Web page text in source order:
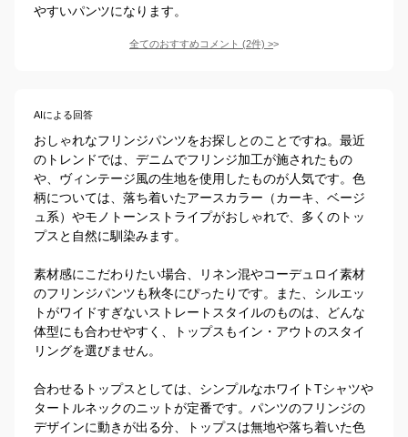
やすいパンツになります。
全てのおすすめコメント (2件) >
AIによる回答
おしゃれなフリンジパンツをお探しとのことですね。最近
のトレンドでは、デニムでフリンジ加工が施されたもの
や、ヴィンテージ風の生地を使用したものが人気です。色
柄については、落ち着いたアースカラー（カーキ、ベージ
ュ系）やモノトーンストライプがおしゃれで、多くのトッ
プスと自然に馴染みます。
素材感にこだわりたい場合、リネン混やコーデュロイ素材
のフリンジパンツも秋冬にぴったりです。また、シルエッ
トがワイドすぎないストレートスタイルのものは、どんな
体型にも合わせやすく、トップスもイン・アウトのスタイ
リングを選びません。
合わせるトップスとしては、シンプルなホワイトTシャツや
タートルネックのニットが定番です。パンツのフリンジの
デザインに動きが出る分、トップスは無地や落ち着いた色